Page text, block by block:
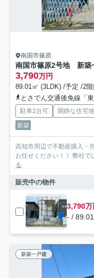
南国市篠原
南国市篠原2号地 新築
3,790万円
89.01㎡ (3LDK) /予定 /2階
とさでん交通後免線「
駐車2台可 閑静な住宅地
新築
高知市周辺で不動産購入・
お任せください！！ 弊社で
る
販売中の物件
3,790万
- /
新築一戸建